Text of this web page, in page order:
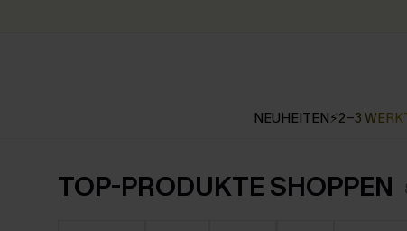
NEUHEITEN⚡2-3
TOP-PRODUKTE SHOPPEN